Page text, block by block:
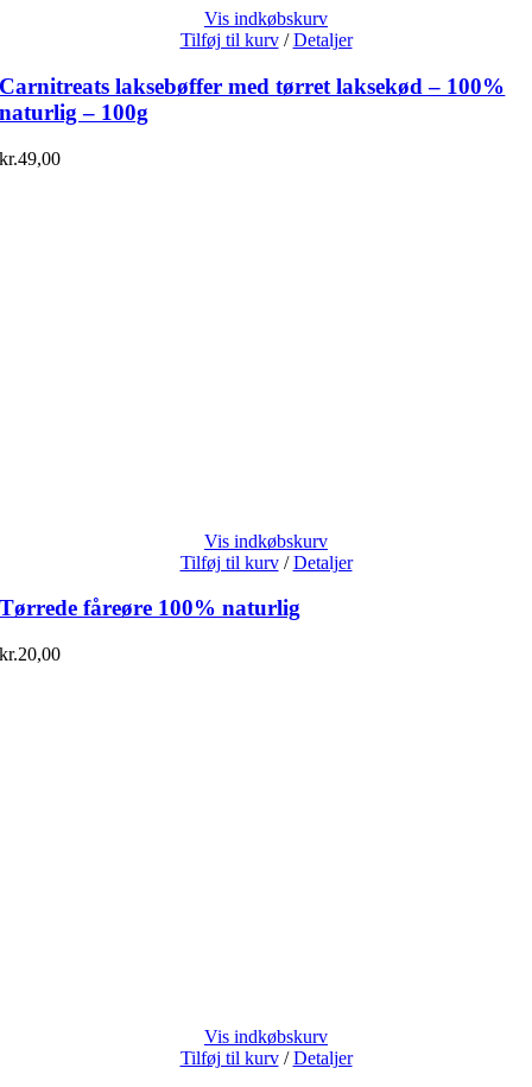
Vis indkøbskurv
Tilføj til kurv / Detaljer
Carnitreats laksebøffer med tørret laksekød – 100%
naturlig – 100g
kr.49,00
Vis indkøbskurv
Tilføj til kurv / Detaljer
Tørrede fåreøre 100% naturlig
kr.20,00
Vis indkøbskurv
Tilføj til kurv / Detaljer